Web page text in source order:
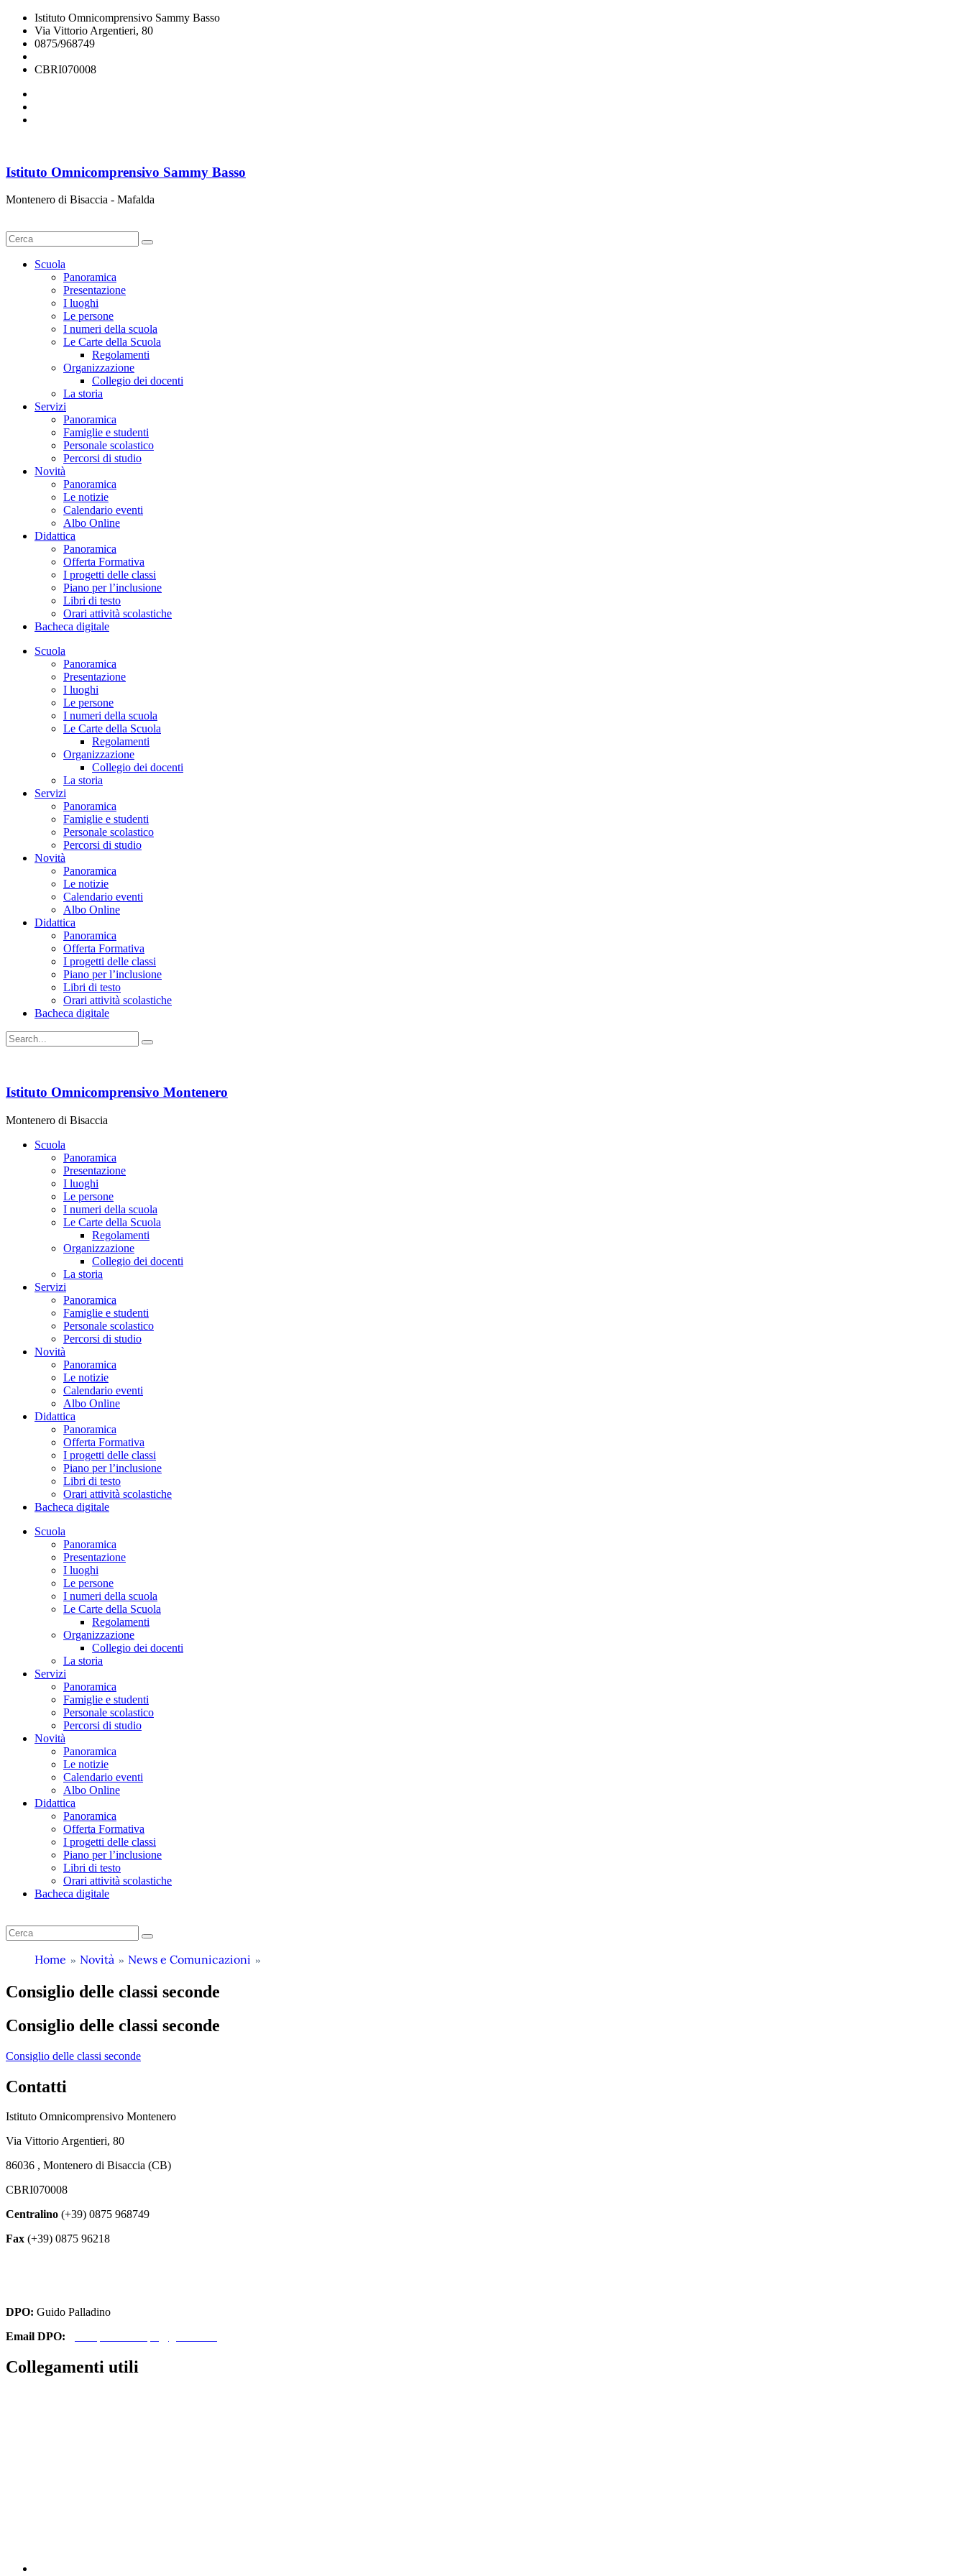
Istituto Omnicomprensivo Sammy Basso
Via Vittorio Argentieri, 80
0875/968749
CBRI070008
Istituto Omnicomprensivo Sammy Basso
Montenero di Bisaccia - Mafalda
Scuola
Panoramica
Presentazione
I luoghi
Le persone
I numeri della scuola
Le Carte della Scuola
Regolamenti
Organizzazione
Collegio dei docenti
La storia
Servizi
Panoramica
Famiglie e studenti
Personale scolastico
Percorsi di studio
Novità
Panoramica
Le notizie
Calendario eventi
Albo Online
Didattica
Panoramica
Offerta Formativa
I progetti delle classi
Piano per l’inclusione
Libri di testo
Orari attività scolastiche
Bacheca digitale
Scuola
Panoramica
Presentazione
I luoghi
Le persone
I numeri della scuola
Le Carte della Scuola
Regolamenti
Organizzazione
Collegio dei docenti
La storia
Servizi
Panoramica
Famiglie e studenti
Personale scolastico
Percorsi di studio
Novità
Panoramica
Le notizie
Calendario eventi
Albo Online
Didattica
Panoramica
Offerta Formativa
I progetti delle classi
Piano per l’inclusione
Libri di testo
Orari attività scolastiche
Bacheca digitale
Istituto Omnicomprensivo Montenero
Montenero di Bisaccia
Scuola
Panoramica
Presentazione
I luoghi
Le persone
I numeri della scuola
Le Carte della Scuola
Regolamenti
Organizzazione
Collegio dei docenti
La storia
Servizi
Panoramica
Famiglie e studenti
Personale scolastico
Percorsi di studio
Novità
Panoramica
Le notizie
Calendario eventi
Albo Online
Didattica
Panoramica
Offerta Formativa
I progetti delle classi
Piano per l’inclusione
Libri di testo
Orari attività scolastiche
Bacheca digitale
Scuola
Panoramica
Presentazione
I luoghi
Le persone
I numeri della scuola
Le Carte della Scuola
Regolamenti
Organizzazione
Collegio dei docenti
La storia
Servizi
Panoramica
Famiglie e studenti
Personale scolastico
Percorsi di studio
Novità
Panoramica
Le notizie
Calendario eventi
Albo Online
Didattica
Panoramica
Offerta Formativa
I progetti delle classi
Piano per l’inclusione
Libri di testo
Orari attività scolastiche
Bacheca digitale
Home Novità News e Comunicazioni
Consiglio delle classi seconde
Consiglio delle classi seconde
Consiglio delle classi seconde
Contatti
Istituto Omnicomprensivo Montenero
Via Vittorio Argentieri, 80
86036 , Montenero di Bisaccia (CB)
CBRI070008
Centralino (+39) 0875 968749
Fax (+39) 0875 96218
DPO: Guido Palladino
Email DPO:
Collegamenti utili